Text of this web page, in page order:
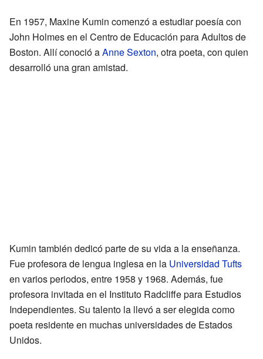
En 1957, Maxine Kumin comenzó a estudiar poesía con
John Holmes en el Centro de Educación para Adultos de
Boston. Allí conoció aAnne Sexton, otra poeta, con quien
desarrolló una gran amistad.
Kumin también dedicó parte de su vida a la enseñanza.
Fue profesora de lengua inglesa en la Universidad Tufts
en varios periodos, entre 1958 y 1968. Además, fue
profesora invitada en el Instituto Radcliffe para Estudios
Independientes. Su talento la llevó a ser elegida como
poeta residente en muchas universidades de Estados
Unidos.